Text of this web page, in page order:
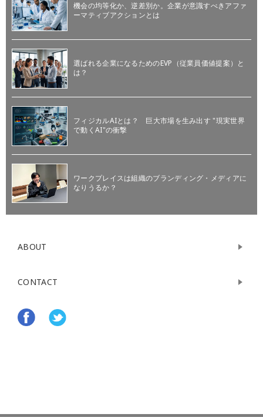
機会の均等化か、逆差別か。企業が意識すべきアファ
ーマティブアクションとは
選ばれる企業になるためのEVP（従業員価値提案）と
は？
フィジカルAIとは？ 巨大市場を生み出す "現実世界
で動くAI"の衝撃
ワークプレイスは組織のブランディング・メディアに
なりうるか？
ABOUT
CONTACT